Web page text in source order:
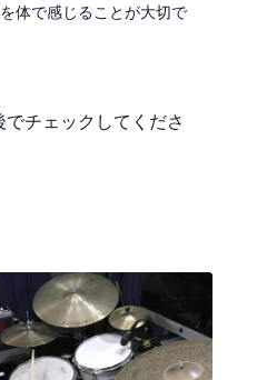
体で感じることが大切で
チェックしてくださ